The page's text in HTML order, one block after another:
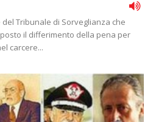
Tribunale di Sorveglianza che
il differimento della pena per
carcere...